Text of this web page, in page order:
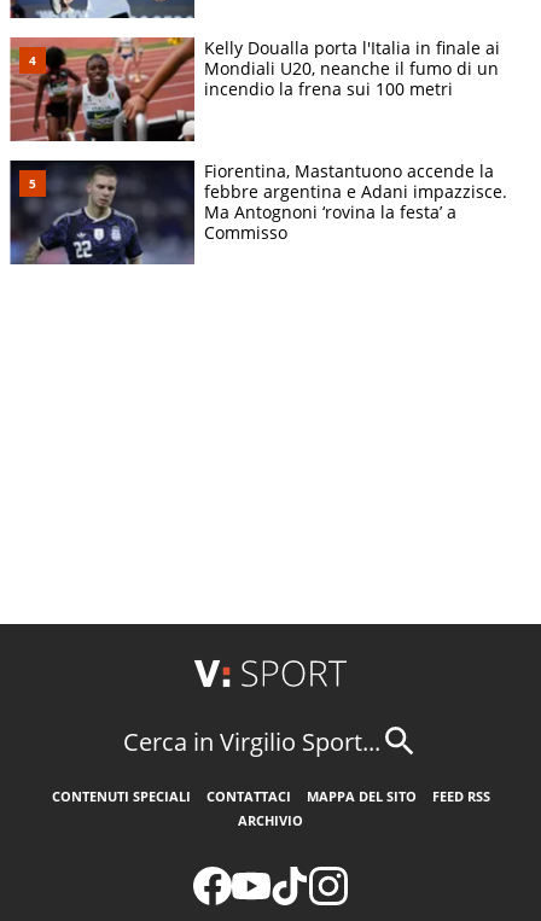
Kelly Doualla porta l'Italia in finale ai
Mondiali U20, neanche il fumo di un
incendio la frena sui 100 metri
Fiorentina, Mastantuono accende la
febbre argentina e Adani impazzisce.
Ma Antognoni ‘rovina la festa’ a
Commisso
Cerca in Virgilio Sport...
CONTENUTI SPECIALI CONTATTACI MAPPA DEL SITO
FEED RSS
ARCHIVIO